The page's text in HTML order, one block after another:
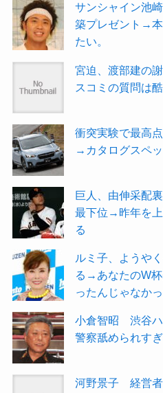
サンシャイン池
築プレゼント→
たい。
宮迫、渡部建の
スコミの質問は
衝突実験で最高
→カタログスペ
巨人、由伸采配
最下位→昨年を
る
ルミ子、ようや
る→あなたのW
ったんじゃなか
小倉智昭 渋谷
警察舐められすぎ
河野景子 経営